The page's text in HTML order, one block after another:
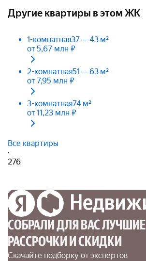
Другие квартиры в этом ЖК
1-комнатная37 — 43 м²
от 5,67 млн ₽
2-комнатная51 — 63 м²
от 7,95 млн ₽
3-комнатная74 м²
от 11,23 млн ₽
Все квартиры
·
276
СОБРАЛИ ДЛЯ ВАС ЛУЧШИЕ
РАССРОЧКИ И СКИДКИ
Скачайте подборку от экспертов